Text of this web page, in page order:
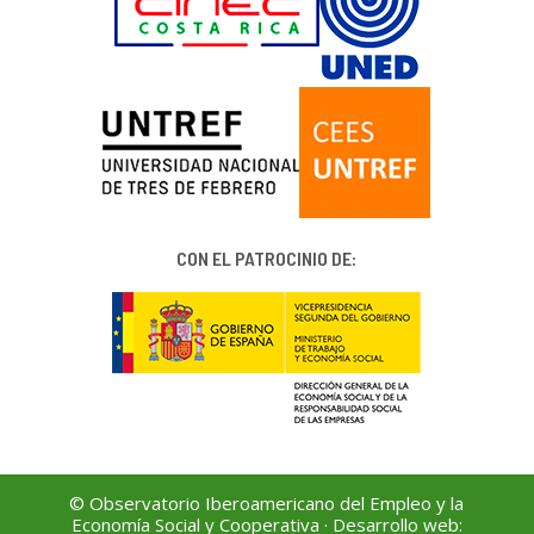
CON EL PATROCINIO DE:
© Observatorio Iberoamericano del Empleo y la
Economía Social y Cooperativa · Desarrollo web: